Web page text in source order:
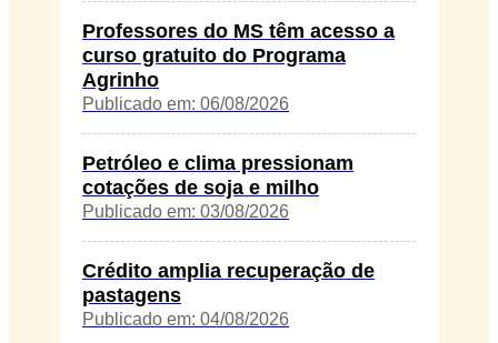
Professores do MS têm acesso a
curso gratuito do Programa
Agrinho
Publicado em: 06/08/2026
Petróleo e clima pressionam
cotações de soja e milho
Publicado em: 03/08/2026
Crédito amplia recuperação de
pastagens
Publicado em: 04/08/2026